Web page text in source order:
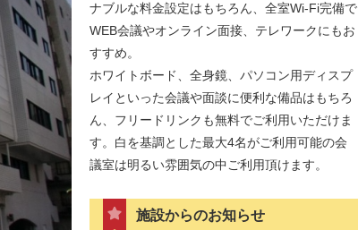
ナブルな料金設定はもちろん、全室Wi-Fi完備で
WEB会議やオンライン面接、テレワークにもお
すすめ。
ホワイトボード、全身鏡、パソコン用ディスプ
レイといった会議や面談に便利な備品はもちろ
ん、フリードリンクも無料でご利用いただけま
す。白を基調とした最大4名がご利用可能の会
議室は明るい雰囲気の中ご利用頂けます。
施設からのお知らせ